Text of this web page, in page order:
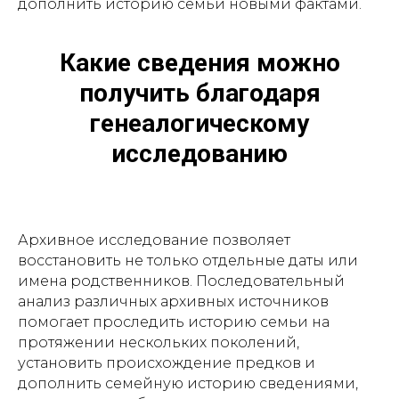
дополнить историю семьи новыми фактами.
Какие сведения можно
получить благодаря
генеалогическому
исследованию
Архивное исследование позволяет
восстановить не только отдельные даты или
имена родственников. Последовательный
анализ различных архивных источников
помогает проследить историю семьи на
протяжении нескольких поколений,
установить происхождение предков и
дополнить семейную историю сведениями,